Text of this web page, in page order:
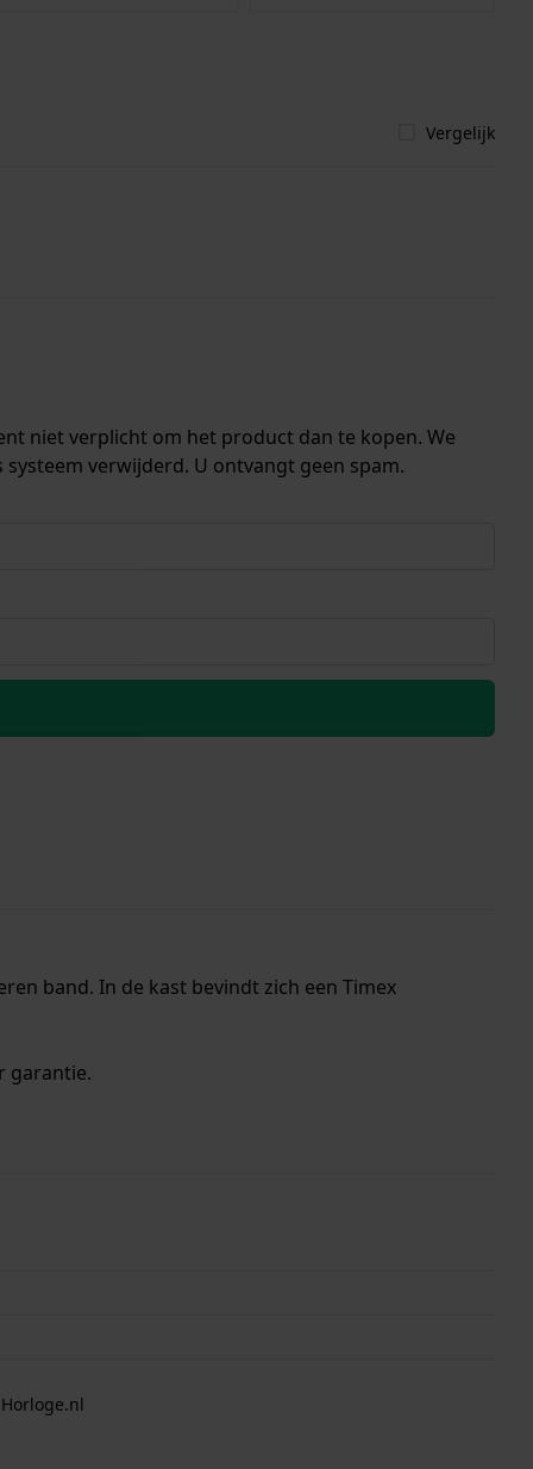
Vergelijk
niet verplicht om het product dan te kopen. We
verwijderd. U ontvangt geen spam.
band. In de kast bevindt zich een Timex
garantie.